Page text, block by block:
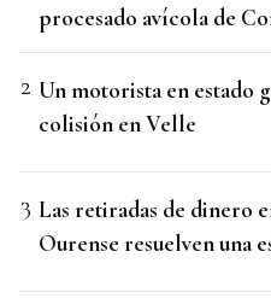
procesado avícola de
Un motorista en estado
colisión en Velle
Las retiradas de dinero
Ourense resuelven una